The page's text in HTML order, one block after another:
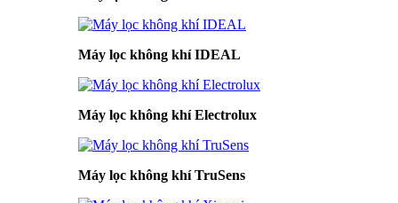
Máy lọc không khí IDEAL
Máy lọc không khí Electrolux
Máy lọc không khí TruSens